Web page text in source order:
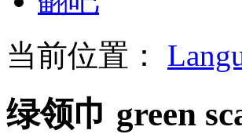
当前位置：
绿领巾 green